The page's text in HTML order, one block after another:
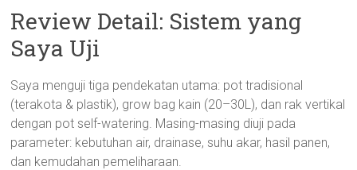
Review Detail: Sistem yang
Saya Uji
Saya menguji tiga pendekatan utama: pot tradisional
(terakota & plastik), grow bag kain (20–30L), dan rak vertikal
dengan pot self-watering. Masing-masing diuji pada
parameter: kebutuhan air, drainase, suhu akar, hasil panen,
dan kemudahan pemeliharaan.